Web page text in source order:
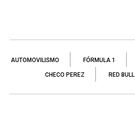
AUTOMOVILISMO FÓRMULA 1
CHECO PEREZ RED BULL